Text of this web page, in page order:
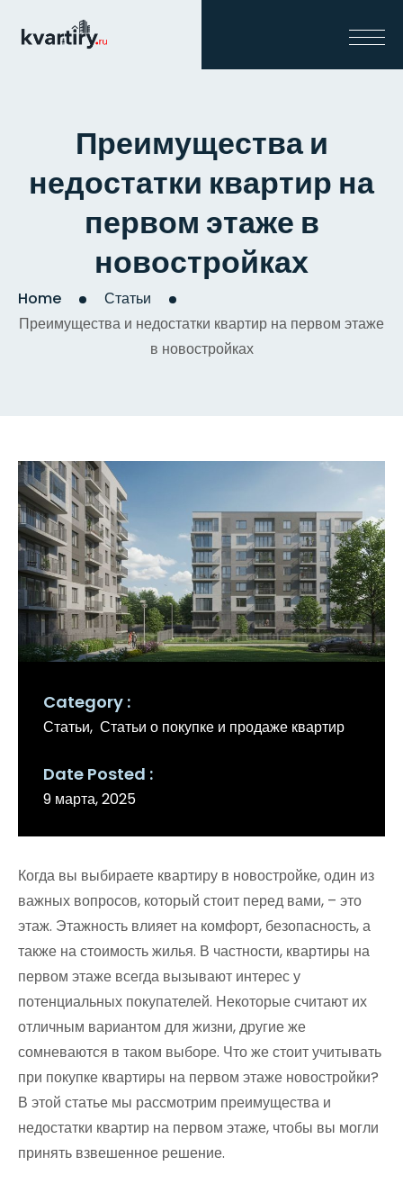
Преимущества и
недостатки квартир на
первом этаже в
новостройках
Home
Статьи
Преимущества и недостатки квартир на первом этаже
в новостройках
Category
Статьи Статьи о покупке и продаже квартир
Date Posted
9 марта, 2025
Когда вы выбираете квартиру в новостройке, один из
важных вопросов, который стоит перед вами, – это
этаж. Этажность влияет на комфорт, безопасность, а
также на стоимость жилья. В частности, квартиры на
первом этаже всегда вызывают интерес у
потенциальных покупателей. Некоторые считают их
отличным вариантом для жизни, другие же
сомневаются в таком выборе. Что же стоит учитывать
при покупке квартиры на первом этаже новостройки?
В этой статье мы рассмотрим преимущества и
недостатки квартир на первом этаже, чтобы вы могли
принять взвешенное решение.